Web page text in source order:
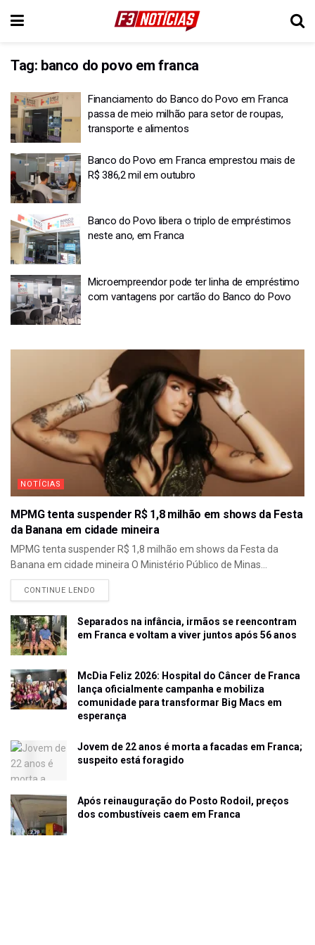
Tag: banco do povo em franca
Financiamento do Banco do Povo em Franca
passa de meio milhão para setor de roupas,
transporte e alimentos
Banco do Povo em Franca emprestou mais de
R$ 386,2 mil em outubro
Banco do Povo libera o triplo de empréstimos
neste ano, em Franca
Microempreendor pode ter linha de empréstimo
com vantagens por cartão do Banco do Povo
NOTÍCIAS
MPMG tenta suspender R$ 1,8 milhão em shows da Festa
da Banana em cidade mineira
MPMG tenta suspender R$ 1,8 milhão em shows da Festa da
Banana em cidade mineira O Ministério Público de Minas...
CONTINUE LENDO
Separados na infância, irmãos se reencontram
em Franca e voltam a viver juntos após 56 anos
McDia Feliz 2026: Hospital do Câncer de Franca
lança oficialmente campanha e mobiliza
comunidade para transformar Big Macs em
esperança
Jovem de 22 anos é morta a facadas em Franca;
suspeito está foragido
Após reinauguração do Posto Rodoil, preços
dos combustíveis caem em Franca